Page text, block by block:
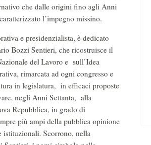
che dalle origini fino agli Anni
l’impegno missino.
e presidenzialista, è dedicato
Bozzi Sentieri, che ricostruisce il
del Lavoro e sull’Idea
rimarcata ad ogni congresso e
in legislatura, in efficaci proposte
negli Anni Settanta, alla
Repubblica, in grado di
più ampi della pubblica opinione
istituzionali. Scorrono, nella